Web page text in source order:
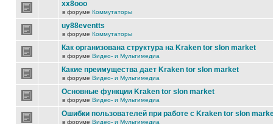
xx8ooo
в форуме Коммутаторы
uy88eventts
в форуме Коммутаторы
Как организована структура на Kraken tor slon market
в форуме Видео- и Мультимедиа
Какие преимущества дает Kraken tor slon market
в форуме Видео- и Мультимедиа
Основные функции Kraken tor slon market
в форуме Видео- и Мультимедиа
Ошибки пользователей при работе с Kraken tor slon
в форуме Видео- и Мультимедиа